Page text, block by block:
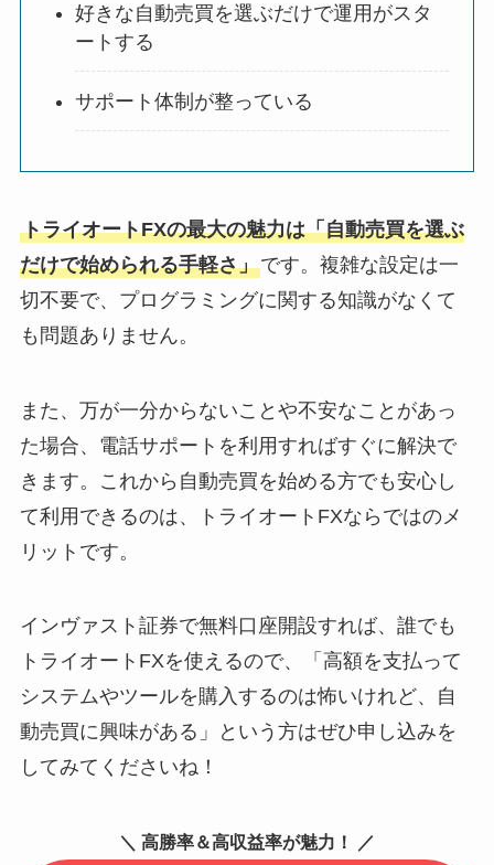
好きな自動売買を選ぶだけで運用がスタ
ートする
サポート体制が整っている
トライオートFXの最大の魅力は「自動売買を選ぶ
だけで始められる手軽さ」です。複雑な設定は一
切不要で、プログラミングに関する知識がなくて
も問題ありません。
また、万が一分からないことや不安なことがあっ
た場合、電話サポートを利用すればすぐに解決で
きます。これから自動売買を始める方でも安心し
て利用できるのは、トライオートFXならではのメ
リットです。
インヴァスト証券で無料口座開設すれば、誰でも
トライオートFXを使えるので、「高額を支払って
システムやツールを購入するのは怖いけれど、自
動売買に興味がある」という方はぜひ申し込みを
してみてくださいね！
＼ 高勝率＆高収益率が魅力！ ／